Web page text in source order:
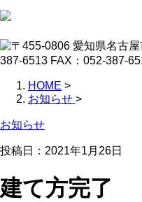
HOME >
お知らせ >
お知らせ
投稿日：2021年1月26日
建て方完了